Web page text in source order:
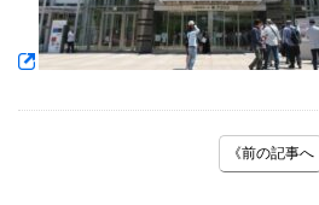
《前の記事へ